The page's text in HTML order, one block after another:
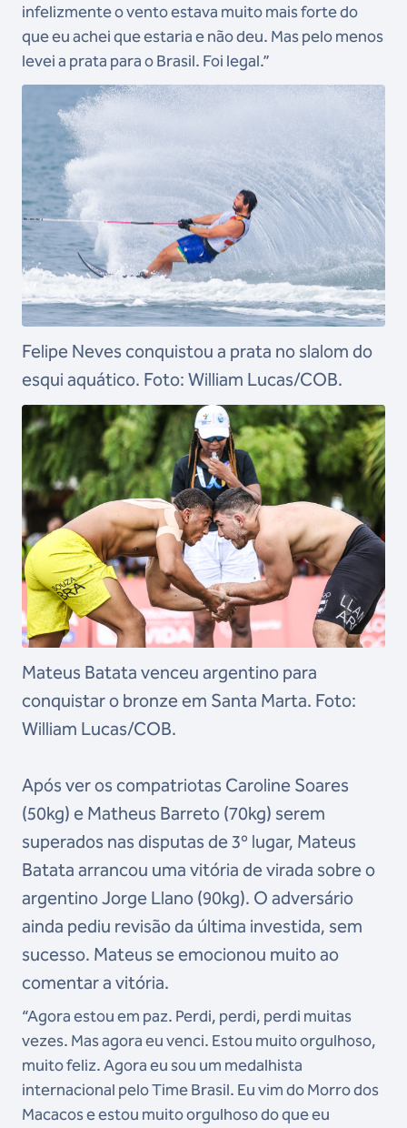
infelizmente o vento estava muito mais forte do
que eu achei que estaria e não deu. Mas pelo menos
levei a prata para o Brasil. Foi legal.”
Felipe Neves conquistou a prata no slalom do
esqui aquático. Foto: William Lucas/COB.
Mateus Batata venceu argentino para
conquistar o bronze em Santa Marta. Foto:
William Lucas/COB.
Após ver os compatriotas Caroline Soares
(50kg) e Matheus Barreto (70kg) serem
superados nas disputas de 3º lugar, Mateus
Batata arrancou uma vitória de virada sobre o
argentino Jorge Llano (90kg). O adversário
ainda pediu revisão da última investida, sem
sucesso. Mateus se emocionou muito ao
comentar a vitória.
“Agora estou em paz. Perdi, perdi, perdi muitas
vezes. Mas agora eu venci. Estou muito orgulhoso,
muito feliz. Agora eu sou um medalhista
internacional pelo Time Brasil. Eu vim do Morro dos
Macacos e estou muito orgulhoso do que eu